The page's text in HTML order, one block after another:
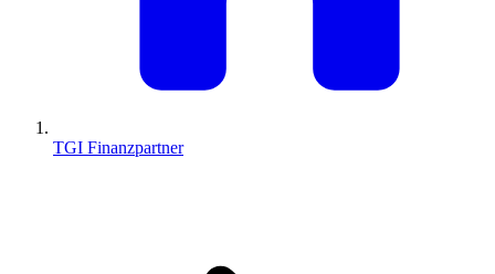
TGI Finanzpartner